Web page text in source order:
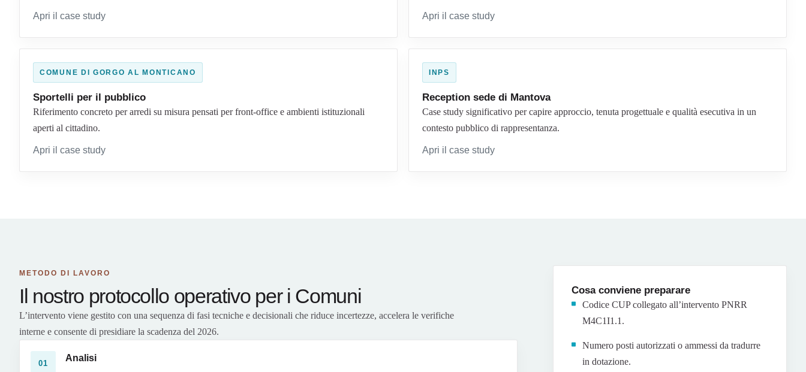
Apri il case study Apri il case study
COMUNE DI GORGO AL MONTICANO
Sportelli per il pubblico
Riferimento concreto per arredi su misura pensati per front-office e ambienti istituzionali
aperti al cittadino.
Apri il case study
INPS
Reception sede di Mantova
Case study significativo per capire approccio, tenuta progettuale e qualità esecutiva in un
contesto pubblico di rappresentanza.
Apri il case study
METODO DI LAVORO
Il nostro protocollo operativo per i Comuni
L’intervento viene gestito con una sequenza di fasi tecniche e decisionali che riduce incertezze, accelera le verifiche
interne e consente di presidiare la scadenza del 2026.
01
Analisi
Cosa conviene preparare
Codice CUP collegato all’intervento PNRR
M4C1I1.1.
Numero posti autorizzati o ammessi da tradurre
in dotazione.